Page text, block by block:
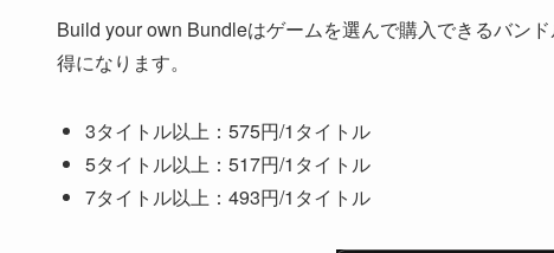
Build your own Bundleはゲームを選んで購入できるバン
得になります。
3タイトル以上：575円/1タイトル
5タイトル以上：517円/1タイトル
7タイトル以上：493円/1タイトル